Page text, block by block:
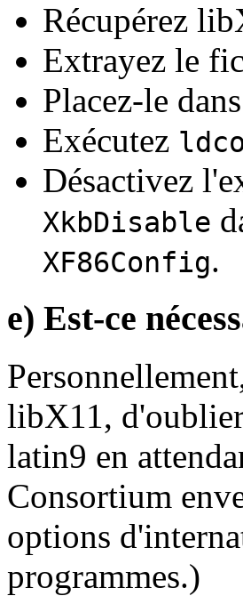
Récupérez
Extrayez le
Placez-le dans
Exécutez
Désactivez
XkbDisable
XF86Config.
e) Est-ce
libX11,
latin9 en
Consortium
options
programmes.)